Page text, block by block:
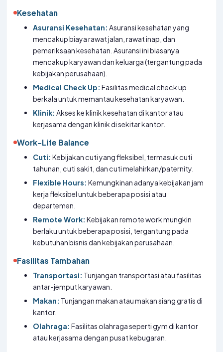
Kesehatan
Asuransi Kesehatan: Asuransi kesehatan yang
mencakup biaya rawat jalan, rawat inap, dan
pemeriksaan kesehatan. Asuransi ini biasanya
mencakup karyawan dan keluarga (tergantung pada
kebijakan perusahaan).
Medical Check Up: Fasilitas medical check up
berkala untuk memantau kesehatan karyawan.
Klinik: Akses ke klinik kesehatan di kantor atau
kerjasama dengan klinik di sekitar kantor.
Work-Life Balance
Cuti: Kebijakan cuti yang fleksibel, termasuk cuti
tahunan, cuti sakit, dan cuti melahirkan/paternity.
Flexible Hours: Kemungkinan adanya kebijakan jam
kerja fleksibel untuk beberapa posisi atau
departemen.
Remote Work: Kebijakan remote work mungkin
berlaku untuk beberapa posisi, tergantung pada
kebutuhan bisnis dan kebijakan perusahaan.
Fasilitas Tambahan
Transportasi: Tunjangan transportasi atau fasilitas
antar-jemput karyawan.
Makan: Tunjangan makan atau makan siang gratis di
kantor.
Olahraga: Fasilitas olahraga seperti gym di kantor
atau kerjasama dengan pusat kebugaran.